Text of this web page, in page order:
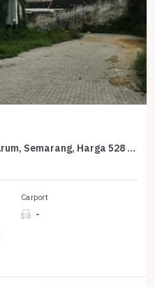
Tanah Elit Dijual di Kembang Arum, Semarang, Harga 528 Miliar
Carport
-